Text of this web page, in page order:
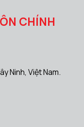
CHÍNH
Ninh, Việt Nam.